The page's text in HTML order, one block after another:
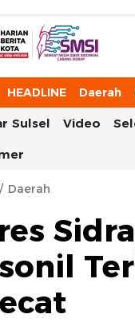
Setiap Detil,
HEADLINE Daerah
Sulsel Video
Daerah